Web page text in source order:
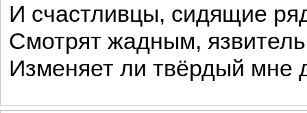
И счастливцы, сидящие
Смотрят жадным,
Изменяет ли твёрдый мне